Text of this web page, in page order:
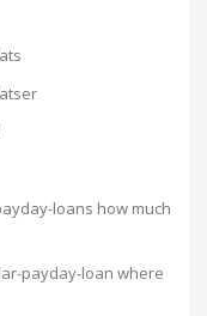
loans how much
payday-loan where